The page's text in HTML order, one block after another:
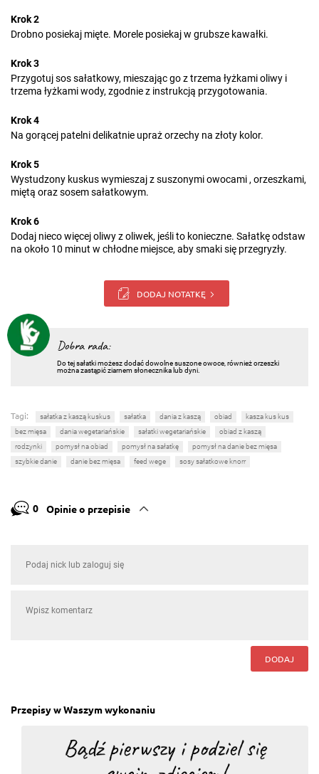
Krok 2
Drobno posiekaj mięte. Morele posiekaj w grubsze kawałki.
Krok 3
Przygotuj sos sałatkowy, mieszając go z trzema łyżkami oliwy i
trzema łyżkami wody, zgodnie z instrukcją przygotowania.
Krok 4
Na gorącej patelni delikatnie upraż orzechy na złoty kolor.
Krok 5
Wystudzony kuskus wymieszaj z suszonymi owocami , orzeszkami,
miętą oraz sosem sałatkowym.
Krok 6
Dodaj nieco więcej oliwy z oliwek, jeśli to konieczne. Sałatkę odstaw
na około 10 minut w chłodne miejsce, aby smaki się przegryzły.
DODAJ NOTATKĘ
Dobra rada:
Do tej sałatki możesz dodać dowolne suszone owoce, również orzeszki
można zastąpić ziarnem słonecznika lub dyni.
Tagi: sałatka z kaszą kuskus sałatka dania z kaszą obiad
kasza kus kus
bez mięsa
dania wegetariańskie sałatki wegetariańskie
obiad z kaszą
rodzynki
pomysł na obiad pomysł na sałatkę
pomysł na danie bez mięsa
szybkie danie
danie bez mięsa feed wege sosy sałatkowe knorr
0 Opinie o przepisie
DODAJ
Przepisy w Waszym wykonaniu